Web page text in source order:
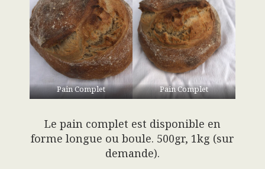
Pain Complet Pain Complet
Le pain complet est disponible en
forme longue ou boule. 500gr, 1kg (sur
demande).